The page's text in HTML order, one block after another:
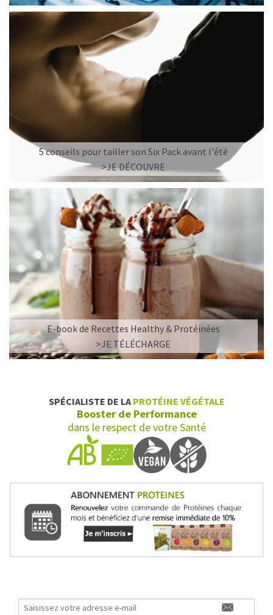
5 conseils pour tailler son Six Pack avant l'été
>JE DÉCOUVRE
E-book de Recettes Healthy & Protéinées
>JE TÉLÉCHARGE
SPÉCIALISTE DE LA PROTÉINE VÉGÉTALE
Booster de Performance
dans le respect de votre Santé